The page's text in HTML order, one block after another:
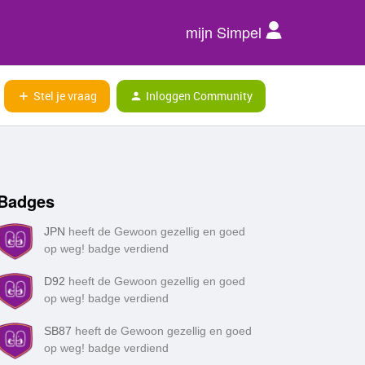
mijn Simpel
Stel je vraag Inloggen Community
JPN heeft de Gewoon gezellig en goed
op weg! badge verdiend
D92 heeft de Gewoon gezellig en goed
op weg! badge verdiend
SB87 heeft de Gewoon gezellig en goed
op weg! badge verdiend